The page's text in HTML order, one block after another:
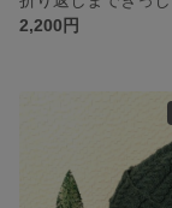
2,200円